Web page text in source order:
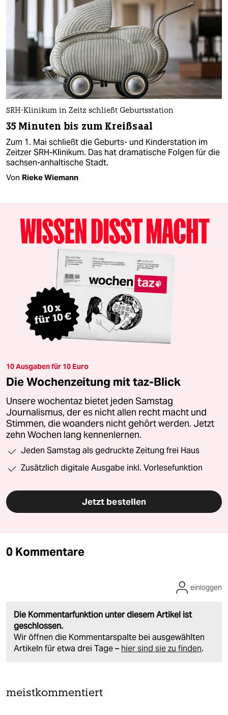
SRH-Klinikum in Zeitz schließt Geburtsstation
35 Minuten bis zum Kreißsaal
Zum 1. Mai schließt die Geburts- und Kinderstation im
Zeitzer SRH-Klinikum. Das hat dramatische Folgen für die
sachsen-anhaltische Stadt.
Von Rieke Wiemann
10 Ausgaben für 10 Euro
Die Wochenzeitung mit taz-Blick
Unsere wochentaz bietet jeden Samstag
Journalismus, der es nicht allen recht macht und
Stimmen, die woanders nicht gehört werden. Jetzt
zehn Wochen lang kennenlernen.
Jeden Samstag als gedruckte Zeitung frei Haus
Zusätzlich digitale Ausgabe inkl. Vorlesefunktion
Jetzt bestellen
0 Kommentare
Die Kommentarfunktion unter diesem Artikel ist
geschlossen.
Wir öffnen die Kommentarspalte bei ausgewählten
Artikeln für etwa drei Tage – hier sind sie zu finden.
einloggen
meistkommentiert